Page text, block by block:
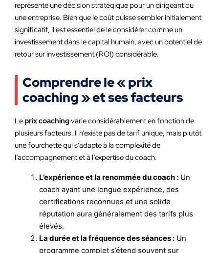
représente une décision stratégique pour un dirigeant ou
une entreprise. Bien que le coût puisse sembler initialement
significatif, il est essentiel de le considérer comme un
investissement dans le capital humain, avec un potentiel de
retour sur investissement (ROI) considérable.
Comprendre le « prix
coaching » et ses facteurs
Leprix coachingvarie considérablement en fonction de
plusieurs facteurs. Il n’existe pas de tarif unique, mais plutôt
une fourchette qui s’adapte à la complexité de
l’accompagnement et à l’expertise du coach.
L’expérience et la renommée du coach : Un
coach ayant une longue expérience, des
certifications reconnues et une solide
réputation aura généralement des tarifs plus
élevés.
La durée et la fréquence des séances : Un
programme complet s’étend souvent sur